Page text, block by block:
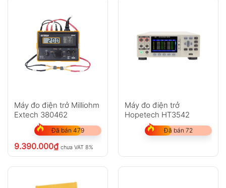
Máy đo điện trở Milliohm
Extech 380462
Đã bán 479
9.390.000₫ chưa VAT 8%
Máy đo điện trở
Hopetech HT3542
Đã bán 72